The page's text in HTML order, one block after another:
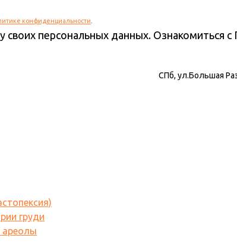
конфиденциальности
своих персональных данных. Ознакомиться
СПб, ул.Большая
груди
ареолы